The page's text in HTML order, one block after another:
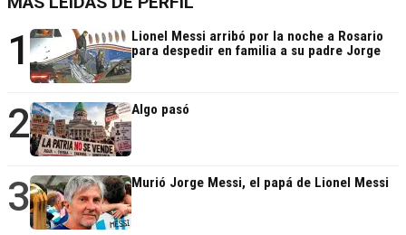
1
Lionel Messi arribó por la noche a Rosario
para despedir en familia a su padre Jorge
2 Algo pasó
3 Murió Jorge Messi, el papá de Lionel Messi